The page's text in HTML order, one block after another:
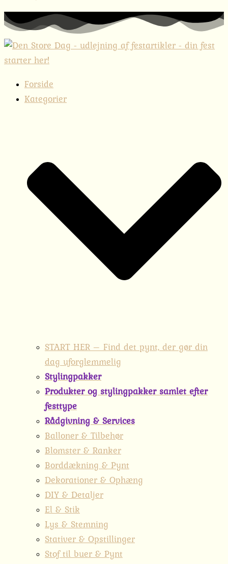
Forside
Kategorier
START HER – Find det pynt, der gør din
dag uforglemmelig
Stylingpakker
Produkter og stylingpakker samlet efter
festtype
Rådgivning & Services
Balloner & Tilbehør
Blomster & Ranker
Borddækning & Pynt
Dekorationer & Ophæng
DIY & Detaljer
El & Stik
Lys & Stemning
Stativer & Opstillinger
Stof til buer & Pynt